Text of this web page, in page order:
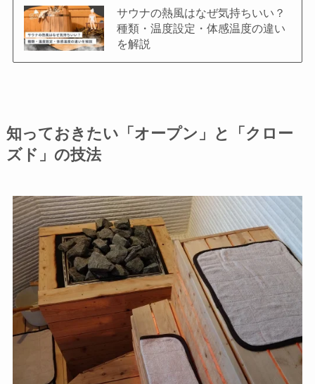
サウナの熱風はなぜ気持ちいい？
種類・温度設定・体感温度の違い
を解説
知っておきたい「オープン」と「クロー
ズド」の技法